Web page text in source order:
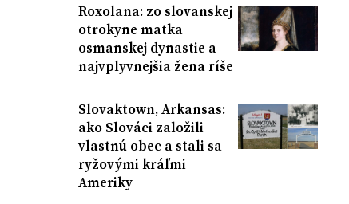
Roxolana: zo slovanskej
otrokyne matka
osmanskej dynastie a
najvplyvnejšia žena ríše
Slovaktown, Arkansas:
ako Slováci založili
vlastnú obec a stali sa
ryžovými kráľmi
Ameriky